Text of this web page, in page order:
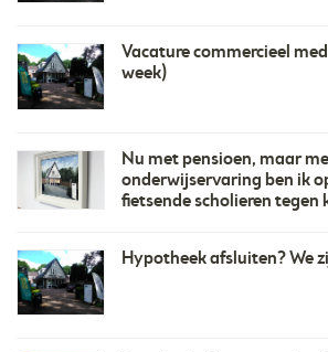
Vacature commercieel
week)
Nu met pensioen, maar
onderwijservaring ben ik
fietsende scholieren tegen
Hypotheek afsluiten? We